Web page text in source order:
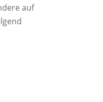
auf